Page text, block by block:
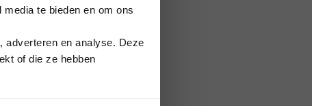
te bieden en om ons
adverteren en analyse. Deze
of die ze hebben